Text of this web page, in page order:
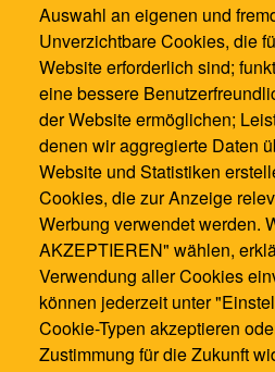
68199
0621 /
0621 /
Auswahl an eigenen und
Unverzichtbare Cookies, die
Website erforderlich sind;
eine bessere
der Website ermöglichen;
denen wir aggregierte Daten
Website und Statistiken
Cookies, die zur Anzeige
Werbung verwendet werden.
AKZEPTIEREN" wählen,
Verwendung aller Cookies
können jederzeit unter
Cookie-Typen akzeptieren
Zustimmung für die Zukunft